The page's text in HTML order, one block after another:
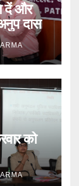
दें और
दास
को